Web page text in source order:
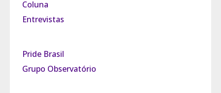
Coluna
Entrevistas
Pride Brasil
Grupo Observatório